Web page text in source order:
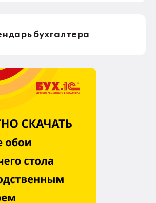
бухгалтера